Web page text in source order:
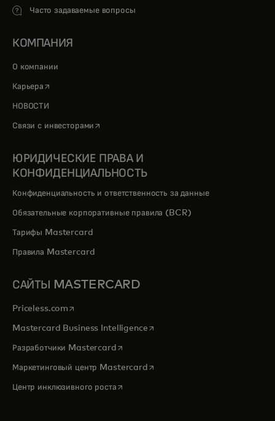
Часто задаваемые вопросы
КОМПАНИЯ
О компании
Карьера opens in a new tab
НОВОСТИ
Связи с инвесторами opens in a new tab
ЮРИДИЧЕСКИЕ ПРАВА И
КОНФИДЕНЦИАЛЬНОСТЬ
Конфиденциальность и ответственность за данные
Обязательные корпоративные правила (BCR)
Тарифы Mastercard
Правила Mastercard
САЙТЫ MASTERCARD
Priceless.com opens in a new tab
Mastercard Business Intelligenceopens in a new tab
Разработчики Mastercardopens in a new tab
Маркетинговый центр Mastercardopens in a new tab
Центр инклюзивного ростаopens in a new tab